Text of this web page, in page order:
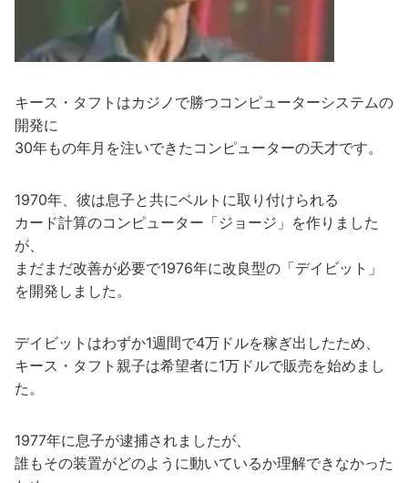
キース・タフトはカジノで勝つコンピューターシステムの
開発に
30年もの年月を注いできたコンピューターの天才です。
1970年、彼は息子と共にベルトに取り付けられる
カード計算のコンピューター「ジョージ」を作りました
が、
まだまだ改善が必要で1976年に改良型の「デイビット」
を開発しました。
デイビットはわずか1週間で4万ドルを稼ぎ出したため、
キース・タフト親子は希望者に1万ドルで販売を始めまし
た。
1977年に息子が逮捕されましたが、
誰もその装置がどのように動いているか理解できなかった